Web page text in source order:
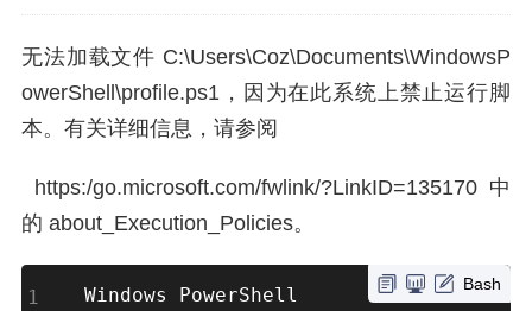
无法加载文件 C:\Users\Coz\Documents\WindowsP
owerShell\profile.ps1，因为在此系统上禁止运行脚
本。有关详细信息，请参阅
https:/go.microsoft.com/fwlink/?LinkID=135170 中
的 about_Execution_Policies。
Bash
Windows PowerShell